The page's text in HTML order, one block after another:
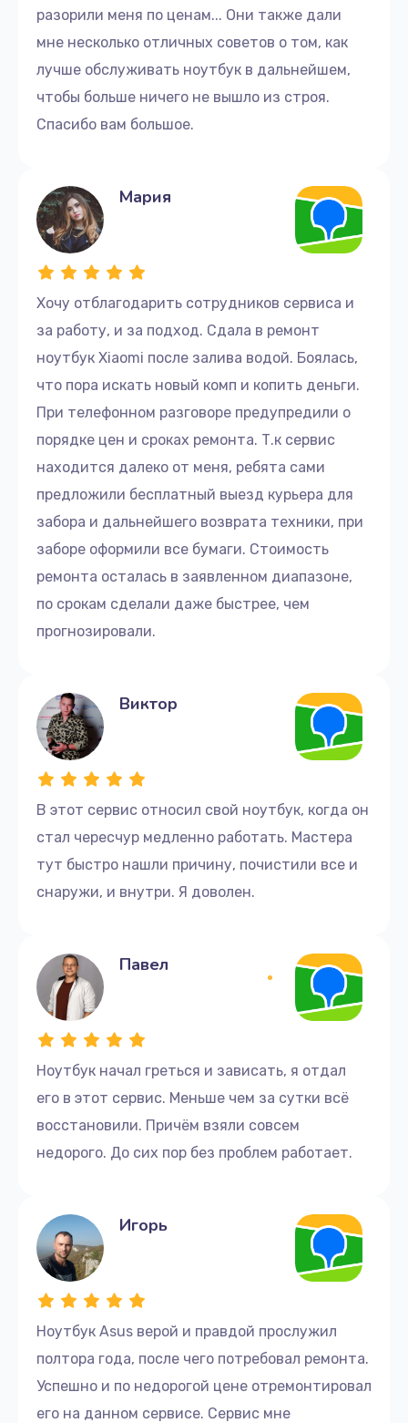
разорили меня по ценам... Они также дали
мне несколько отличных советов о том, как
лучше обслуживать ноутбук в дальнейшем,
чтобы больше ничего не вышло из строя.
Спасибо вам большое.
Хочу отблагодарить сотрудников сервиса и
за работу, и за подход. Сдала в ремонт
ноутбук Xiaomi после залива водой. Боялась,
что пора искать новый комп и копить деньги.
При телефонном разговоре предупредили о
порядке цен и сроках ремонта. Т.к сервис
находится далеко от меня, ребята сами
предложили бесплатный выезд курьера для
забора и дальнейшего возврата техники, при
заборе оформили все бумаги. Стоимость
ремонта осталась в заявленном диапазоне,
по срокам сделали даже быстрее, чем
прогнозировали.
Мария
В этот сервис относил свой ноутбук, когда он
стал чересчур медленно работать. Мастера
тут быстро нашли причину, почистили все и
снаружи, и внутри. Я доволен.
Виктор
Ноутбук начал греться и зависать, я отдал
его в этот сервис. Меньше чем за сутки всё
восстановили. Причём взяли совсем
недорого. До сих пор без проблем работает.
Павел
Ноутбук Asus верой и правдой прослужил
полтора года, после чего потребовал ремонта.
Успешно и по недорогой цене отремонтировал
его на данном сервисе. Сервис мне
Игорь